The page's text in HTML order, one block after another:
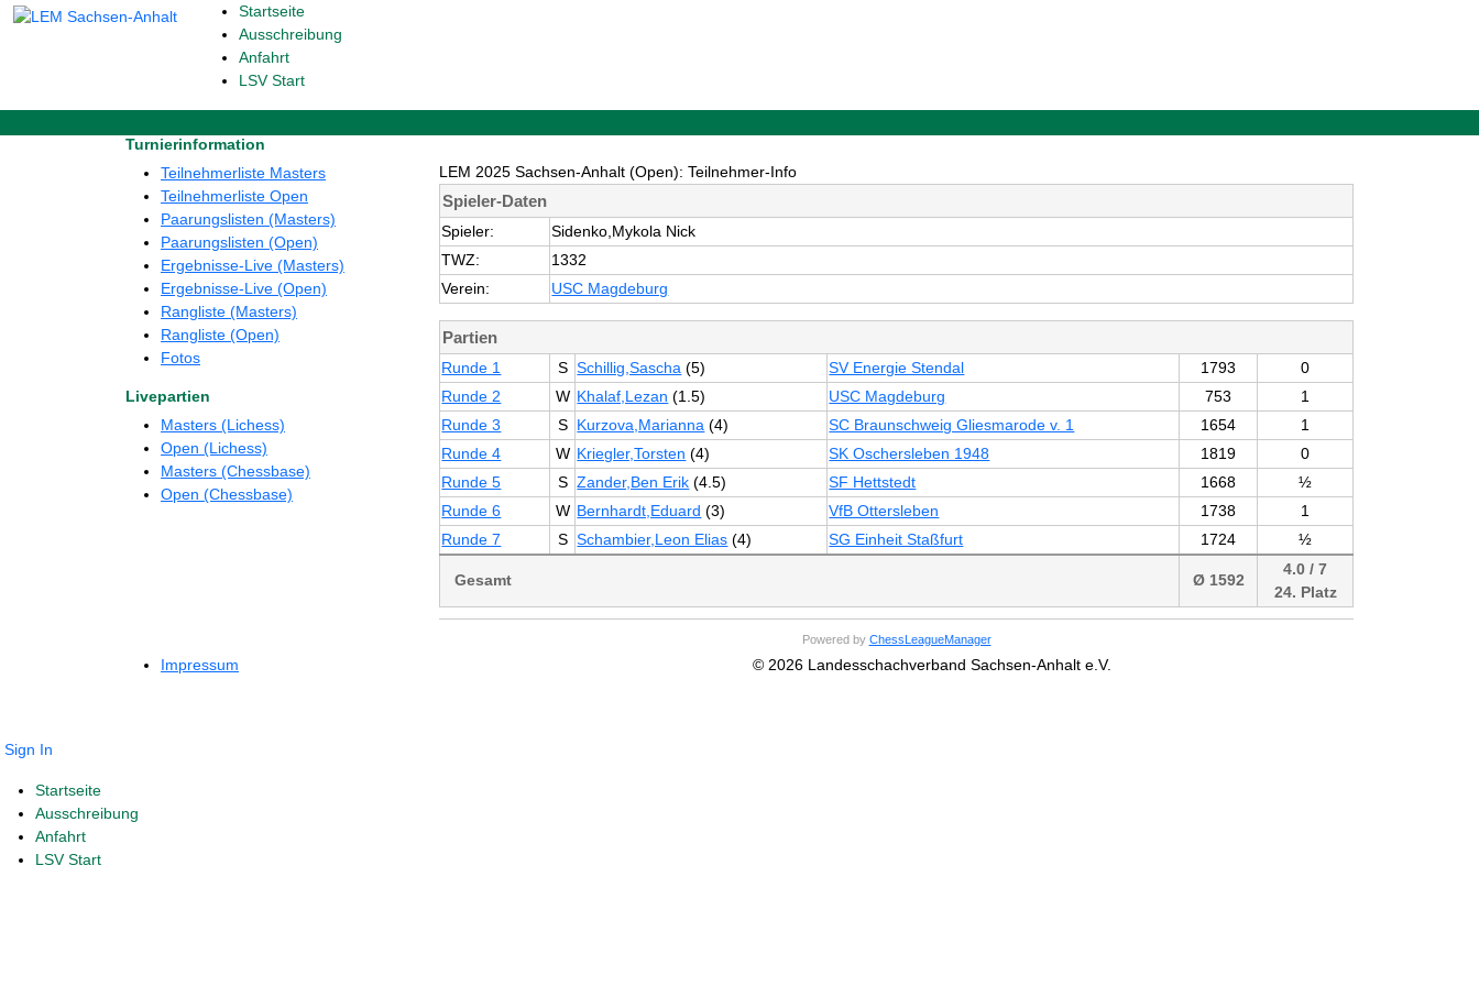
Startseite
Ausschreibung
Anfahrt
LSV Start
Turnierinformation
Teilnehmerliste Masters
Teilnehmerliste Open
Paarungslisten (Masters)
Paarungslisten (Open)
Ergebnisse-Live (Masters)
Ergebnisse-Live (Open)
Rangliste (Masters)
Rangliste (Open)
Fotos
Livepartien
Masters (Lichess)
Open (Lichess)
Masters (Chessbase)
Open (Chessbase)
LEM 2025 Sachsen-Anhalt (Open): Teilnehmer-Info
Spieler-Daten
Spieler:
Sidenko,Mykola Nick
TWZ:
1332
Verein:
USC Magdeburg
Partien
Runde 1 S Schillig,Sascha (5) SV Energie Stendal 1793
0
Runde 2
W Khalaf,Lezan (1.5) USC Magdeburg 753
1
Runde 3
S Kurzova,Marianna (4) SC Braunschweig Gliesmarode v. 1 1654
1
Runde 4
W Kriegler,Torsten (4) SK Oschersleben 1948 1819
0
Runde 5
S Zander,Ben Erik (4.5) SF Hettstedt 1668
½
Runde 6
W Bernhardt,Eduard (3) VfB Ottersleben 1738
1
Runde 7
S Schambier,Leon Elias (4) SG Einheit Staßfurt 1724 ½
Gesamt Ø 1592
4.0 / 7
24. Platz
Powered by ChessLeagueManager
Impressum © 2026 Landesschachverband Sachsen-Anhalt e.V.
Sign In
Startseite
Ausschreibung
Anfahrt
LSV Start